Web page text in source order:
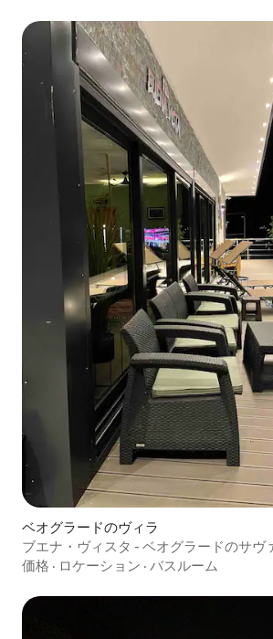
ベオグラードのヴィラ
ブエナ・ヴィスタ - ベオグラードのサヴ
価格 · ロケーション · バスルーム